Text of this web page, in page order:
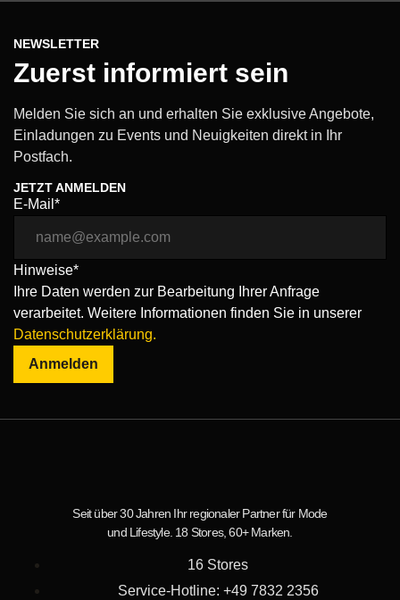
NEWSLETTER
Zuerst informiert sein
Melden Sie sich an und erhalten Sie exklusive Angebote,
Einladungen zu Events und Neuigkeiten direkt in Ihr
Postfach.
JETZT ANMELDEN
E-Mail*
Hinweise*
Ihre Daten werden zur Bearbeitung Ihrer Anfrage
verarbeitet. Weitere Informationen finden Sie in unserer
Datenschutzerklärung.
Anmelden
Seit über 30 Jahren Ihr regionaler Partner für Mode
und Lifestyle. 18 Stores, 60+ Marken.
16 Stores
Service-Hotline: +49 7832 2356